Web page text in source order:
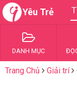
Yêu Trẻ
DANH MỤC
Trang Chủ Giải trí